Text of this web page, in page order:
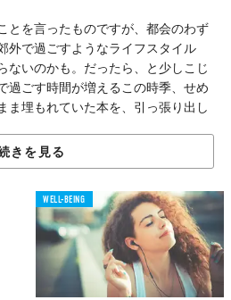
とを言ったものですが、都会のわず
外で過ごすようなライフスタイル
ないのかも。だったら、と少しこじ
過ごす時間が増えるこの時季、せめ
ま埋もれていた本を、引っ張り出し
でなく、読書による効能って意外と
01.
ば読むほど
トレス解消
きを見る
WELL-BEING